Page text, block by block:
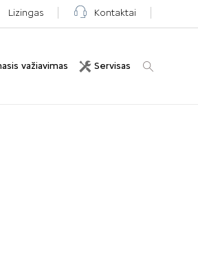
Lizingas Kontaktai
važiavimas Servisas